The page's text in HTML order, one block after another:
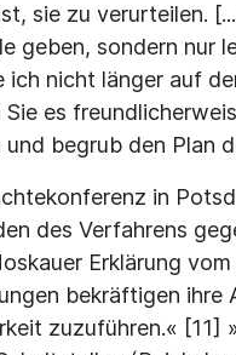
sie zu verurteilen.
geben, sondern nur
ich nicht länger auf
Sie es
und begrub den Plan
in
des Verfahrens
Erklärung
bekräftigen ihre
zuzuführen.« [11]